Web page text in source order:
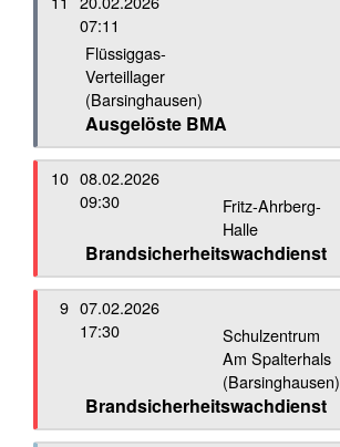
07:11
Flüssiggas-
Verteillager
(Barsinghausen)
Ausgelöste BMA
10 08.02.2026
09:30
Fritz-Ahrberg-
Halle
Brandsicherheitswachdienst
9 07.02.2026
17:30
Schulzentrum
Am Spalterhals
(Barsinghausen)
Brandsicherheitswachdienst